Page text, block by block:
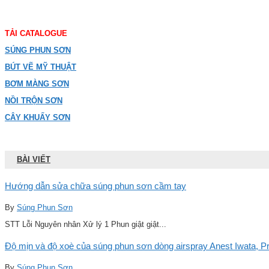
TẢI CATALOGUE
SÚNG PHUN SƠN
BÚT VẼ MỸ THUẬT
BƠM MÀNG SƠN
NỒI TRỘN SƠN
CÂY KHUẤY SƠN
BÀI VIẾT
Hướng dẫn sửa chữa súng phun sơn cầm tay
By Súng Phun Sơn
STT Lỗi Nguyên nhân Xử lý 1 Phun giật giật...
Độ mịn và độ xoè của súng phun sơn dòng airspray Anest Iwata,